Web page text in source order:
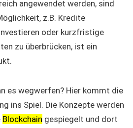
angewendet werden, sind
z.B. Kredite
oder kurzfristige
zu überbrücken, ist ein
es wegwerfen? Hier kommt die
ins Spiel. Die Konzepte werden
Blockchain gespiegelt und dort